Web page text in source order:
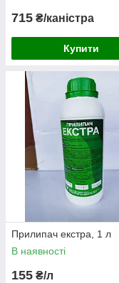
715 ₴/каністра
Купити
Прилипач екстра, 1 л
В наявності
155 ₴/л